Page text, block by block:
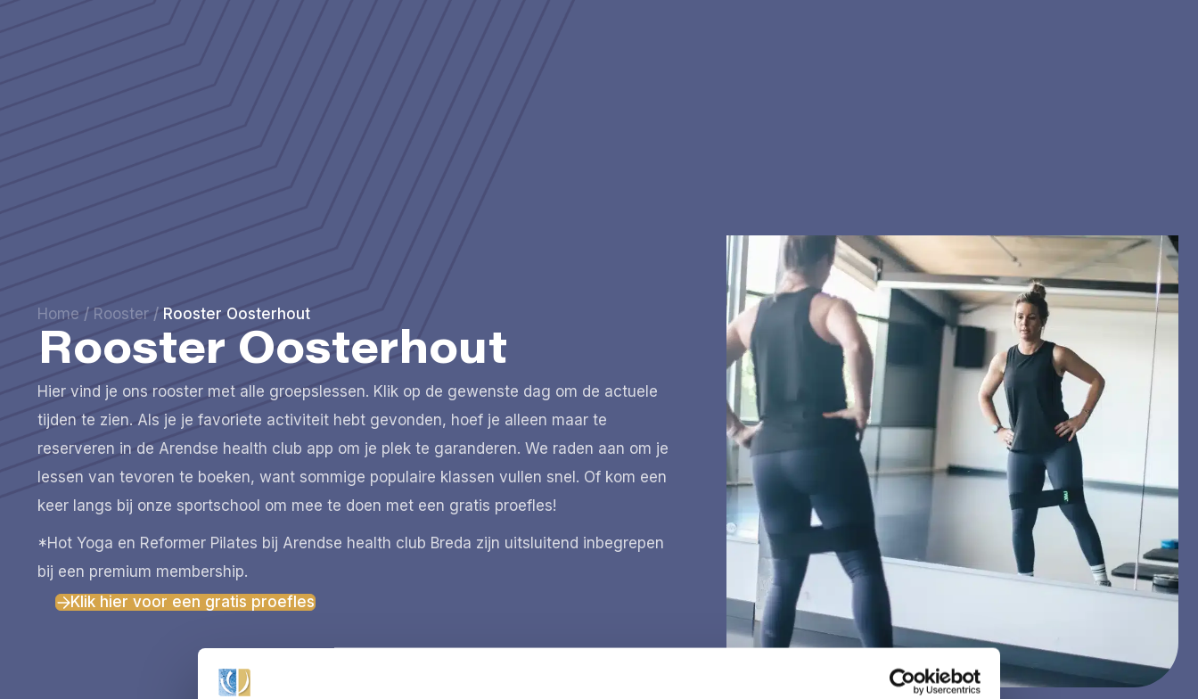
Home / Rooster / Rooster Oosterhout
Rooster Oosterhout
Hier vind je ons rooster met alle groepslessen. Klik op de gewenste dag om de actuele
tijden te zien. Als je je favoriete activiteit hebt gevonden, hoef je alleen maar te
reserveren in de Arendse health club app om je plek te garanderen. We raden aan om je
lessen van tevoren te boeken, want sommige populaire klassen vullen snel. Of kom een
keer langs bij onze sportschool om mee te doen met een gratis proefles!
*Hot Yoga en Reformer Pilates bij Arendse health club Breda zijn uitsluitend inbegrepen
bij een premium membership.
Klik hier voor een gratis proefles